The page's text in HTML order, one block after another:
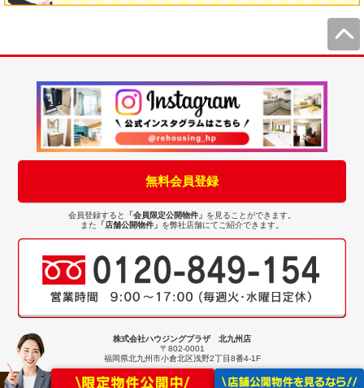
無料会員登録
会員登録すると 「会員限定公開物件」 を見ることができます。
また 「店舗公開物件」 を弊社店舗にてご紹介できます。
株式会社ハウジングプラザ 北九州店
〒802-0001
福岡県北九州市小倉北区浅野2丁目8番4-1F
Copyright(C) ハウジングプラザ中古住宅専門店 All Rights Reserved.